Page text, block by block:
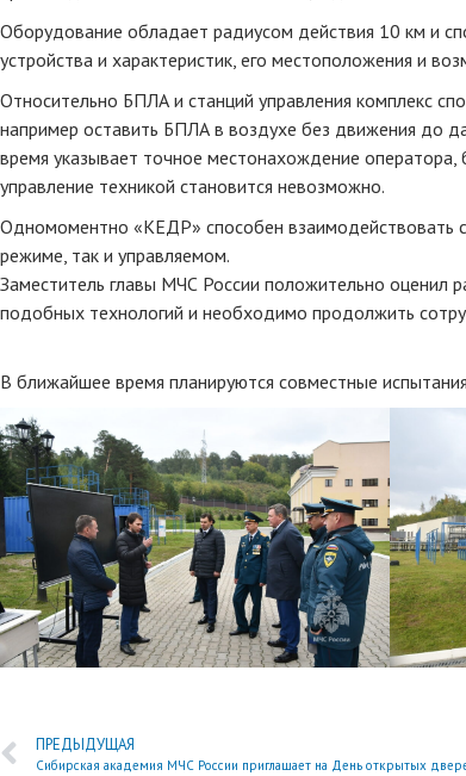
Оборудование обладает радиусом действия 10 км и
устройства и характеристик, его местоположения и
Относительно БПЛА и станций управления комплекс
например оставить БПЛА в воздухе без движения до
время указывает точное местонахождение оператора,
управление техникой становится невозможно.
Одномоментно «КЕДР» способен взаимодействовать
режиме, так и управляемом.
Заместитель главы МЧС России положительно оценил
подобных технологий и необходимо продолжить
В ближайшее время планируются совместные
ПРЕДЫДУЩАЯ
Сибирская академия МЧС России приглашает на День открытых